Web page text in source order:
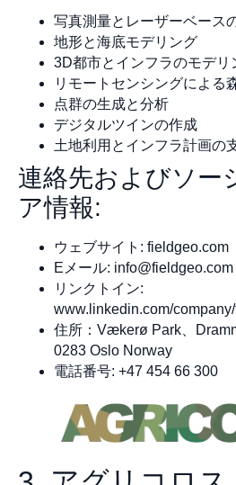
写真測量とレーザーベース
地形と海底モデリング
3D都市とインフラのモデリ
リモートセンシングによる
点群の生成と分析
デジタルツインの作成
土地利用とインフラ計画の
連絡先およびソー
ア情報:
ウェブサイト: fieldgeo.com
Eメール: info@fieldgeo.com
リンクトイン:
www.linkedin.com/
住所：Vækerø Park、
0283 Oslo Norway
電話番号: +47 454 66 300